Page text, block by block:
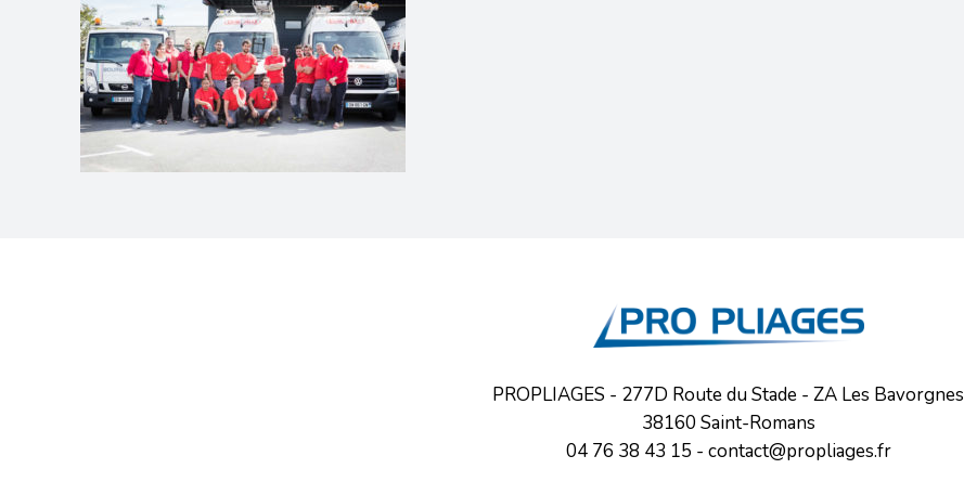
PROPLIAGES - 277D Route du Stade - ZA Les Bavorgnes
38160 Saint-Romans
04 76 38 43 15 - contact@propliages.fr